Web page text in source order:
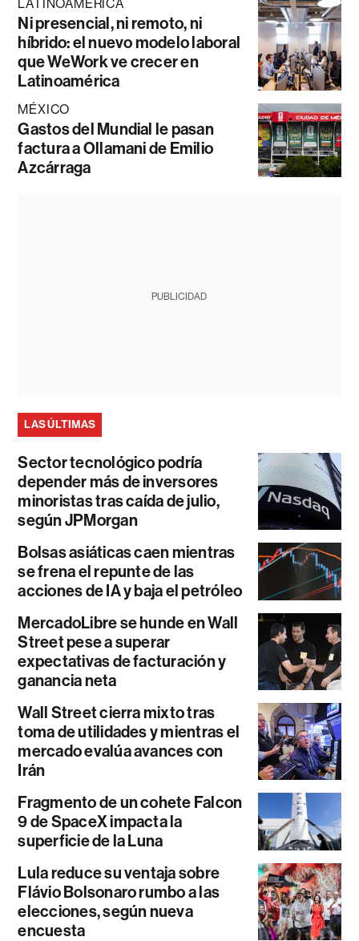
LATINOAMÉRICA
Ni presencial, ni remoto, ni
híbrido: el nuevo modelo laboral
que WeWork ve crecer en
Latinoamérica
MÉXICO
Gastos del Mundial le pasan
factura a Ollamani de Emilio
Azcárraga
PUBLICIDAD
LAS ÚLTIMAS
Sector tecnológico podría
depender más de inversores
minoristas tras caída de julio,
según JPMorgan
Bolsas asiáticas caen mientras
se frena el repunte de las
acciones de IA y baja el petróleo
MercadoLibre se hunde en Wall
Street pese a superar
expectativas de facturación y
ganancia neta
Wall Street cierra mixto tras
toma de utilidades y mientras el
mercado evalúa avances con
Irán
Fragmento de un cohete Falcon
9 de SpaceX impacta la
superficie de la Luna
Lula reduce su ventaja sobre
Flávio Bolsonaro rumbo a las
elecciones, según nueva
encuesta